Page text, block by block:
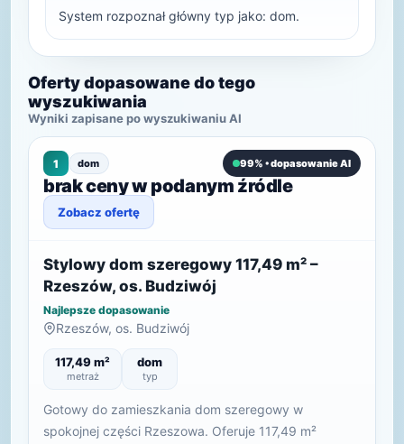
System rozpoznał główny typ jako: dom.
Oferty dopasowane do tego
wyszukiwania
Wyniki zapisane po wyszukiwaniu AI
1 dom 99% • dopasowanie AI
brak ceny w podanym źródle
Zobacz ofertę
Stylowy dom szeregowy 117,49 m² –
Rzeszów, os. Budziwój
Najlepsze dopasowanie
Rzeszów, os. Budziwój
117,49 m²
metraż
dom
typ
Gotowy do zamieszkania dom szeregowy w
spokojnej części Rzeszowa. Oferuje 117,49 m²